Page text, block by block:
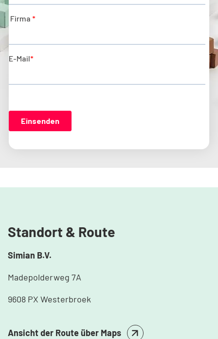
Standort & Route
Simian B.V.
Madepolderweg 7A
9608 PX Westerbroek
Ansicht der Route über Maps